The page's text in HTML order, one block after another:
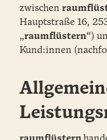
zwischen
Hauptstraße 16,
„raumflüstern“)
Kund:innen